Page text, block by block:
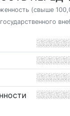
(свыше